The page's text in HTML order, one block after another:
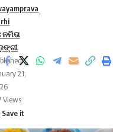
ନମିତା
21,
Views